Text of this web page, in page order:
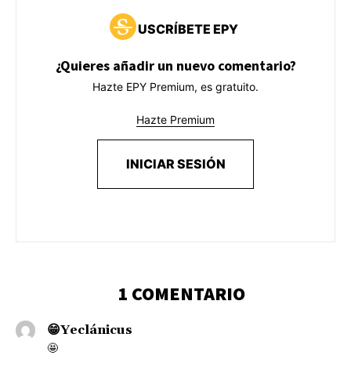
USCRÍBETE EPY
¿Quieres añadir un nuevo comentario?
Hazte EPY Premium, es gratuito.
Hazte Premium
INICIAR SESIÓN
1 COMENTARIO
😁Yeclánicus
🤩